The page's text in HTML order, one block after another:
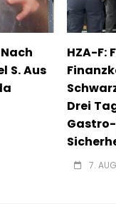
S. Aus
HZA-F:
Drei
7.